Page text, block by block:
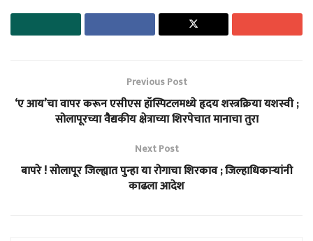
Previous Post
‘ए आय’चा वापर करून एसीएस हॉस्पिटलमध्ये हृदय शस्त्रक्रिया यशस्वी ;
सोलापूरच्या वैद्यकीय क्षेत्राच्या शिरपेचात मानाचा तुरा
Next Post
बापरे ! सोलापूर जिल्ह्यात पुन्हा या रोगाचा शिरकाव ; जिल्हाधिकाऱ्यांनी
काढला आदेश